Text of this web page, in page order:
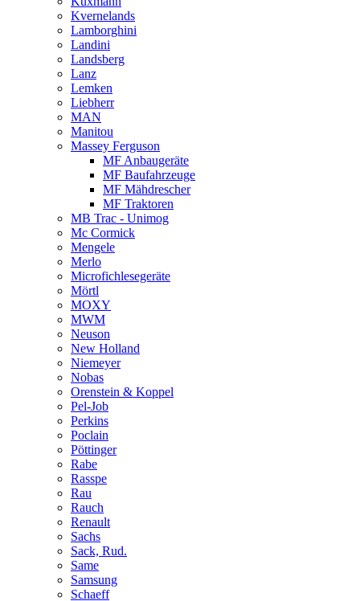
Kvernelands
Lamborghini
Landini
Landsberg
Lanz
Lemken
Liebherr
MAN
Manitou
Massey Ferguson
MF Anbaugeräte
MF Baufahrzeuge
MF Mähdrescher
MF Traktoren
MB Trac - Unimog
Mc Cormick
Mengele
Merlo
Microfichlesegeräte
Mörtl
MOXY
MWM
Neuson
New Holland
Niemeyer
Nobas
Orenstein & Koppel
Pel-Job
Perkins
Poclain
Pöttinger
Rabe
Rasspe
Rau
Rauch
Renault
Sachs
Sack, Rud.
Same
Samsung
Schaeff